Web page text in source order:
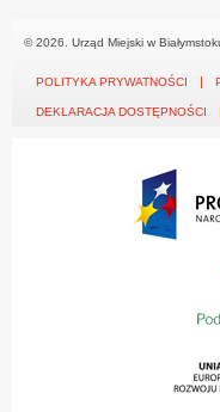
© 2026. Urząd Miejski w
POLITYKA PRYWATNOŚCI
DEKLARACJA DOSTĘPNOŚCI